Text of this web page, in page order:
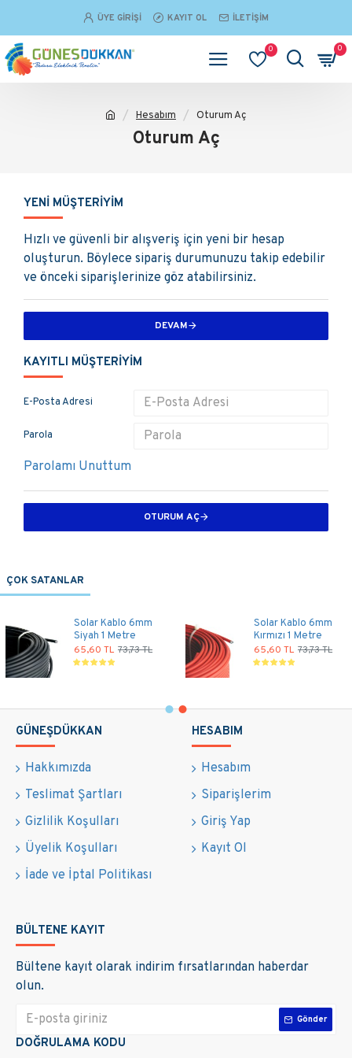
ÜYE GIRIŞI KAYIT OL İLETIŞIM
0 0
Hesabım Oturum Aç
Oturum Aç
YENI MÜŞTERIYIM
Hızlı ve güvenli bir alışveriş için yeni bir hesap
oluşturun. Böylece sipariş durumunuzu takip edebilir
ve önceki siparişlerinize göz atabilirsiniz.
DEVAM
KAYITLI MÜŞTERIYIM
E-Posta Adresi
Parola
Parolamı Unuttum
OTURUM AÇ
ÇOK SATANLAR
Solar Kablo 6mm
Siyah 1 Metre
65,60 TL 73,73 TL
Solar Kablo 6mm
Kırmızı 1 Metre
65,60 TL 73,73 TL
GÜNEŞDÜKKAN
Hakkımızda
Teslimat Şartları
Gizlilik Koşulları
Üyelik Koşulları
İade ve İptal Politikası
HESABIM
Hesabım
Siparişlerim
Giriş Yap
Kayıt Ol
BÜLTENE KAYIT
Bültene kayıt olarak indirim fırsatlarından haberdar
olun.
Gönder
DOĞRULAMA KODU